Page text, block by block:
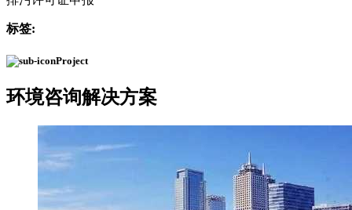
标签:
Project
环境咨询解决方案